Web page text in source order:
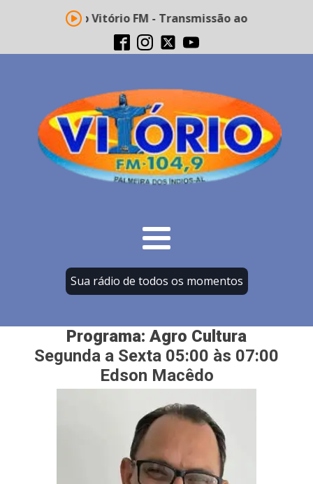
Rádio Vitório FM - Transmissão ao vivo
Sua rádio de todos os momentos
Programa: Agro Cultura
Segunda a Sexta 05:00 às 07:00
Edson Macêdo